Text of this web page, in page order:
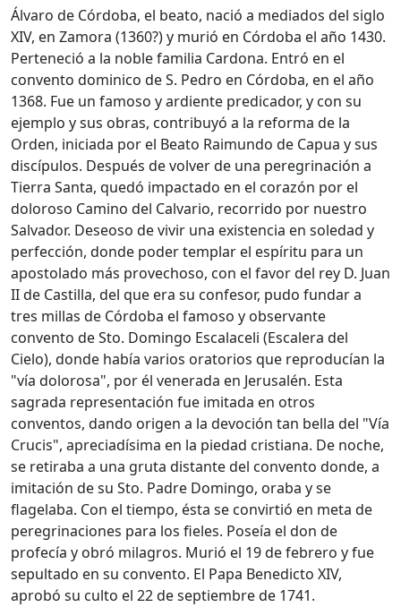
Álvaro de Córdoba, el beato, nació a mediados del siglo
XIV, en Zamora (1360?) y murió en Córdoba el año 1430.
Perteneció a la noble familia Cardona. Entró en el
convento dominico de S. Pedro en Córdoba, en el año
1368. Fue un famoso y ardiente predicador, y con su
ejemplo y sus obras, contribuyó a la reforma de la
Orden, iniciada por el Beato Raimundo de Capua y sus
discípulos. Después de volver de una peregrinación a
Tierra Santa, quedó impactado en el corazón por el
doloroso Camino del Calvario, recorrido por nuestro
Salvador. Deseoso de vivir una existencia en soledad y
perfección, donde poder templar el espíritu para un
apostolado más provechoso, con el favor del rey D. Juan
II de Castilla, del que era su confesor, pudo fundar a
tres millas de Córdoba el famoso y observante
convento de Sto. Domingo Escalaceli (Escalera del
Cielo), donde había varios oratorios que reproducían la
"vía dolorosa", por él venerada en Jerusalén. Esta
sagrada representación fue imitada en otros
conventos, dando origen a la devoción tan bella del "Vía
Crucis", apreciadísima en la piedad cristiana. De noche,
se retiraba a una gruta distante del convento donde, a
imitación de su Sto. Padre Domingo, oraba y se
flagelaba. Con el tiempo, ésta se convirtió en meta de
peregrinaciones para los fieles. Poseía el don de
profecía y obró milagros. Murió el 19 de febrero y fue
sepultado en su convento. El Papa Benedicto XIV,
aprobó su culto el 22 de septiembre de 1741.